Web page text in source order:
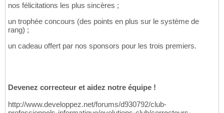
nos félicitations les plus sincères ;
un trophée concours (des points en plus sur le système de
rang) ;
un cadeau offert par nos sponsors pour les trois premiers.
Devenez correcteur et aidez notre équipe !
http://www.developpez.net/forums/d930792/club-